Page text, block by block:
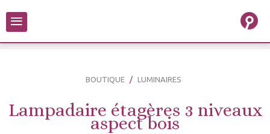
≡
BOUTIQUE LUMINAIRES
Lampadaire étagères 3 niveaux
aspect bois